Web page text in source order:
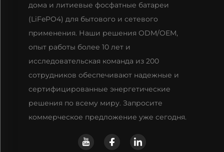
дома и литиевые фосфатные батареи
(LiFePO4) для бытового и сетевого
применения. Наши решения ODM/OEM,
опыт работы более 10 лет и
исследовательская команда из 200
сотрудников обеспечивают надежные и
сертифицированные энергетические
решения по всему миру. Запросите
коммерческое предложение уже сегодня.